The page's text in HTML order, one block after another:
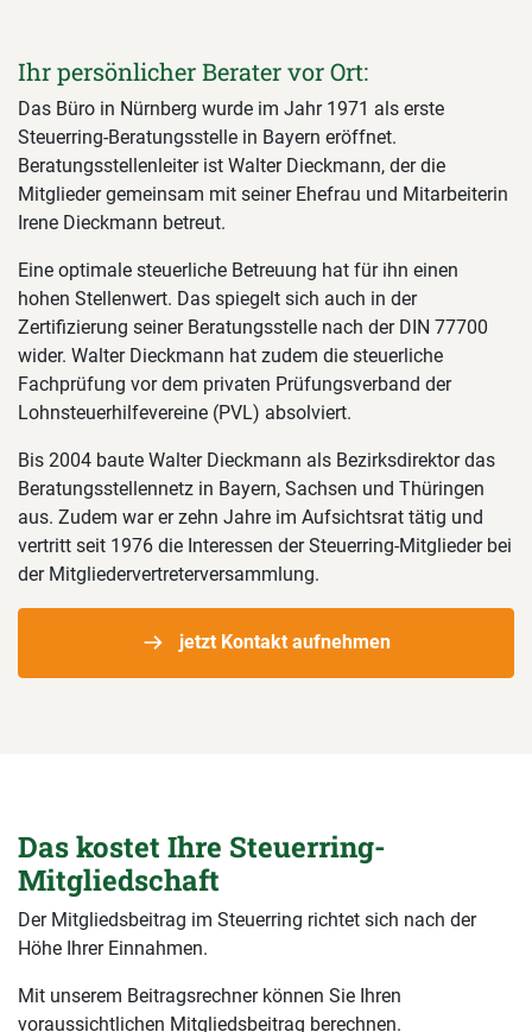
Ihr persönlicher Berater vor Ort:
Das Büro in Nürnberg wurde im Jahr 1971 als erste
Steuerring-Beratungsstelle in Bayern eröffnet.
Beratungsstellenleiter ist Walter Dieckmann, der die
Mitglieder gemeinsam mit seiner Ehefrau und Mitarbeiterin
Irene Dieckmann betreut.
Eine optimale steuerliche Betreuung hat für ihn einen
hohen Stellenwert. Das spiegelt sich auch in der
Zertifizierung seiner Beratungsstelle nach der DIN 77700
wider. Walter Dieckmann hat zudem die steuerliche
Fachprüfung vor dem privaten Prüfungsverband der
Lohnsteuerhilfevereine (PVL) absolviert.
Bis 2004 baute Walter Dieckmann als Bezirksdirektor das
Beratungsstellennetz in Bayern, Sachsen und Thüringen
aus. Zudem war er zehn Jahre im Aufsichtsrat tätig und
vertritt seit 1976 die Interessen der Steuerring-Mitglieder bei
der Mitgliedervertreterversammlung.
jetzt Kontakt aufnehmen
Das kostet Ihre Steuerring-
Mitgliedschaft
Der Mitgliedsbeitrag im Steuerring richtet sich nach der
Höhe Ihrer Einnahmen.
Mit unserem Beitragsrechner können Sie Ihren
voraussichtlichen Mitgliedsbeitrag berechnen.